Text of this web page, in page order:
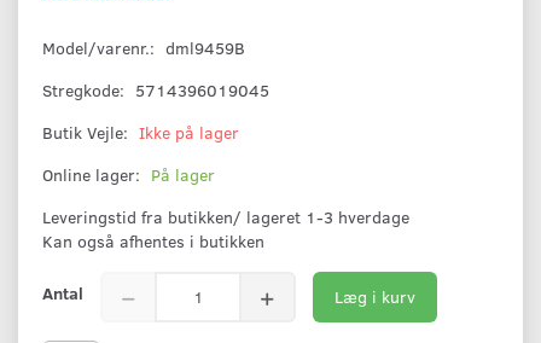
Model/varenr.: dml9459B
Stregkode: 5714396019045
Butik Vejle: Ikke på lager
Online lager: På lager
Leveringstid fra butikken/ lageret 1-3 hverdage
Kan også afhentes i butikken
Antal Læg i kurv